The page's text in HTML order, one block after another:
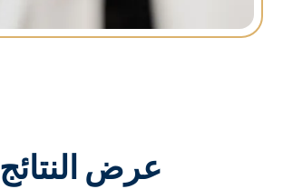
عرض النتائج